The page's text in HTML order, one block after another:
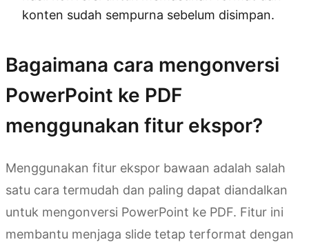
konten sudah sempurna sebelum disimpan.
Bagaimana cara mengonversi
PowerPoint ke PDF
menggunakan fitur ekspor?
Menggunakan fitur ekspor bawaan adalah salah
satu cara termudah dan paling dapat diandalkan
untuk mengonversi PowerPoint ke PDF. Fitur ini
membantu menjaga slide tetap terformat dengan